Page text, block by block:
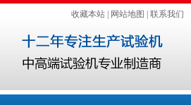
收藏本站 网站地图 联系我们